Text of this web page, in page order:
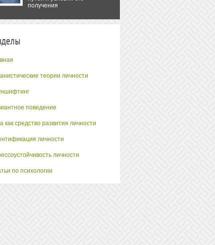
получения
теории личности
поведение
как средство развития личности
личности
личности
по психологии